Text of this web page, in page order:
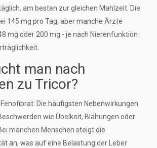
am besten zur gleichen Mahlzeit. Die
145 mg pro Tag, aber manche Ärzte
mg oder 200 mg - je nach Nierenfunktion
man nach
zu Tricor?
Die häufigsten Nebenwirkungen
wie Übelkeit, Blähungen oder
manchen Menschen steigt die
an, was auf eine Belastung der Leber